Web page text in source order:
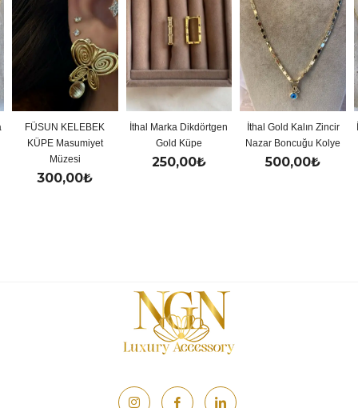
İthal Marka Dikdörtgen
Gold Küpe
İthal Gold Kalın Zincir
Nazar Boncuğu Kolye
500,00
İthal Gold
Y Kolye